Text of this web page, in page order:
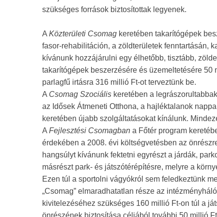
szükséges források biztosítottak legyenek.
A Közterületi Csomag keretében takarítógépek
fasor-rehabilitáción, a zöldterületek fenntartásán,
kívánunk hozzájárulni egy élhetőbb, tisztább,
takarítógépek beszerzésére és üzemeltetésére
parlagfű irtásra 316 millió Ft-ot terveztünk be.
A Csomag Szociális keretében a
az Idősek Átmeneti Otthona, a hajléktalanok
keretében újabb szolgáltatásokat kínálunk.
A Fejlesztési Csomagban a Főtér program
érdekében a 2008. évi költségvetésben az
hangsúlyt kívánunk fektetni egyrészt a járdák,
másrészt park- és játszótérépítésre, melyre a
Ezen túl a sportolni vágyókról sem feledkeztünk
„Csomag” elmaradhatatlan része az
kivitelezéséhez szükséges 160 millió Ft-on túl a
önrészének biztosítása céljából további 50 millió